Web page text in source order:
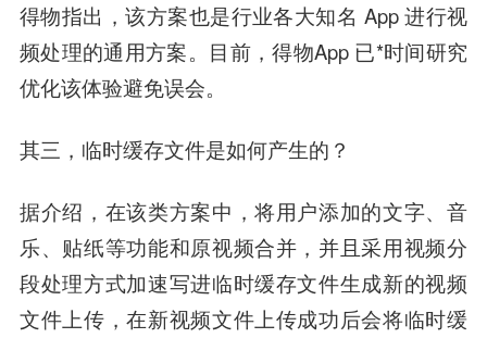
得物指出，该方案也是行业各大知名 App 进行视
频处理的通用方案。目前，得物App 已*时间研究
优化该体验避免误会。
其三，临时缓存文件是如何产生的？
据介绍，在该类方案中，将用户添加的文字、音
乐、贴纸等功能和原视频合并，并且采用视频分
段处理方式加速写进临时缓存文件生成新的视频
文件上传，在新视频文件上传成功后会将临时缓